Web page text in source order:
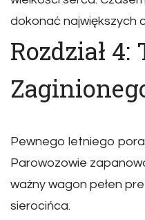
dokonać największych
Rozdział
Pewnego letniego
Parowozowie
ważny wagon pełen
sierocińca.